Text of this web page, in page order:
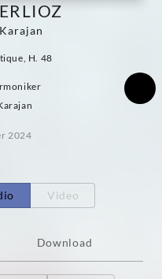
H. 48
2024
Video
Download